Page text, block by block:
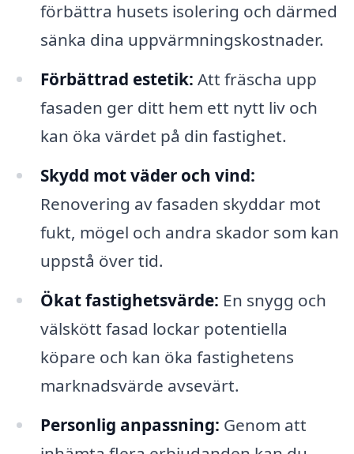
förbättra husets isolering och därmed
sänka dina uppvärmningskostnader.
Förbättrad estetik: Att fräscha upp
fasaden ger ditt hem ett nytt liv och
kan öka värdet på din fastighet.
Skydd mot väder och vind:
Renovering av fasaden skyddar mot
fukt, mögel och andra skador som kan
uppstå över tid.
Ökat fastighetsvärde: En snygg och
välskött fasad lockar potentiella
köpare och kan öka fastighetens
marknadsvärde avsevärt.
Personlig anpassning: Genom att